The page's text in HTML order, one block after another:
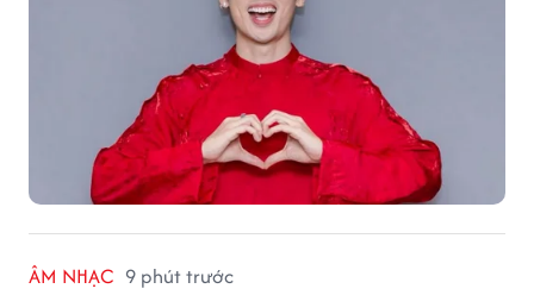
ÂM NHẠC 9 phút trước